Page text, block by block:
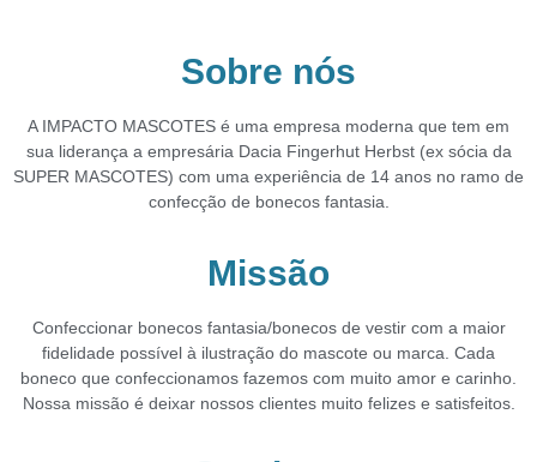
Sobre nós
A IMPACTO MASCOTES é uma empresa moderna que tem em
sua liderança a empresária Dacia Fingerhut Herbst (ex sócia da
SUPER MASCOTES) com uma experiência de 14 anos no ramo de
confecção de bonecos fantasia.
Missão
Confeccionar bonecos fantasia/bonecos de vestir com a maior
fidelidade possível à ilustração do mascote ou marca. Cada
boneco que confeccionamos fazemos com muito amor e carinho.
Nossa missão é deixar nossos clientes muito felizes e satisfeitos.